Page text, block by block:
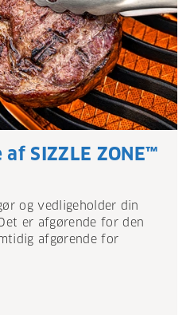
SIZZLE ZONE™
og vedligeholder din
er afgørende for den
afgørende for